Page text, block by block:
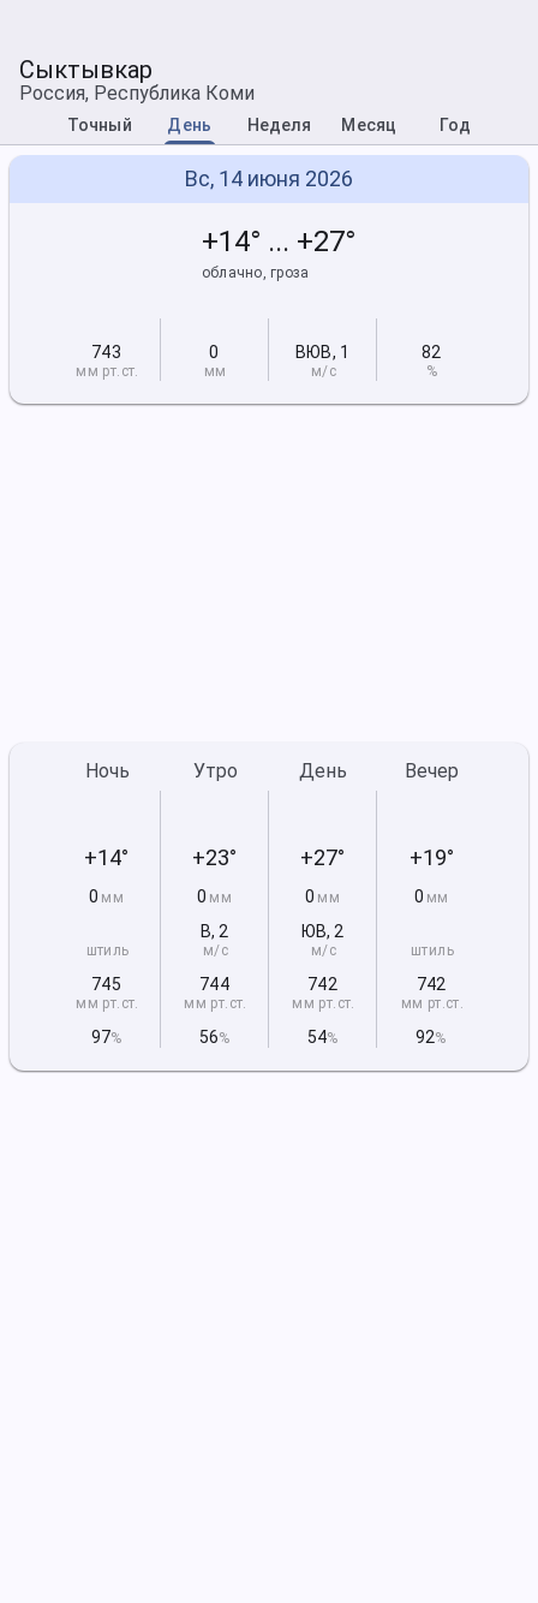
Сыктывкар
Россия, Республика Коми
Точный День Неделя Месяц Год
Вс, 14 июня 2026
+14° ... +27°
облачно, гроза
743
мм рт.ст.
0
мм
ВЮВ, 1
м/с
82
%
Ночь
+14°
0 мм
штиль
745
мм рт.ст.
97%
Утро
+23°
0 мм
В, 2
м/с
744
мм рт.ст.
56%
День
+27°
0 мм
ЮВ, 2
м/с
742
мм рт.ст.
54%
Вечер
+19°
0 мм
штиль
742
мм рт.ст.
92%